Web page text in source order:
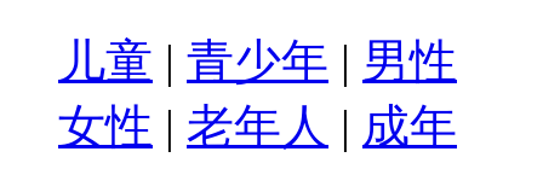
儿童 | 青少年 | 男性
女性 | 老年人 | 成年